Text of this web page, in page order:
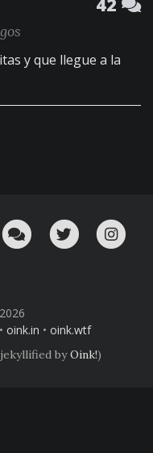
y que llegue a la
en Telegram!
TV Charla con nosotros
Twitter
• oink.in • oink.wtf
byOink!)